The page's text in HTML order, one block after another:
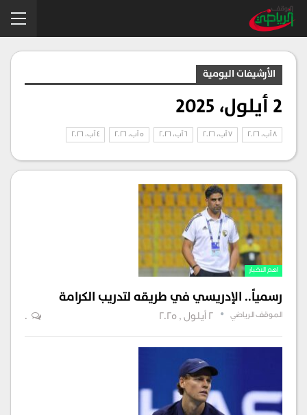
الأرشيفات اليومية
2 أيلول، 2025
اهم الاخبار
رسمياً.. الإدريسي في طريقه لتدريب الكرامة
الموقف الرياضي 0